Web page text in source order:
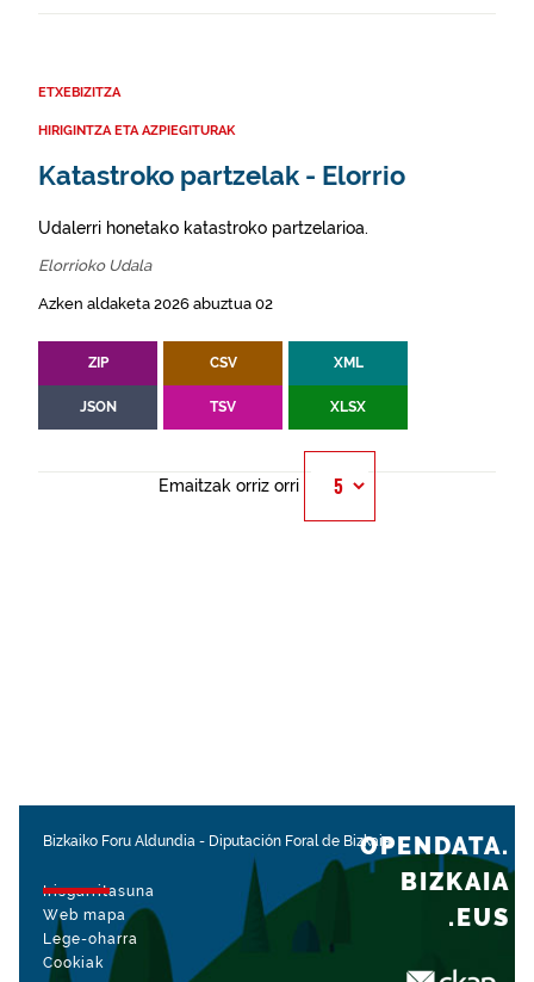
ETXEBIZITZA
HIRIGINTZA ETA AZPIEGITURAK
Katastroko partzelak - Elorrio
Udalerri honetako katastroko partzelarioa.
Elorrioko Udala
Azken aldaketa 2026 abuztua 02
ZIP CSV XML
JSON TSV XLSX
Emaitzak orriz orri
Bizkaiko Foru Aldundia - Diputación Foral de Bizkaia
Irisgarritasuna
Web mapa
Lege-oharra
Cookiak
OPENDATA.
BIZKAIA
.EUS